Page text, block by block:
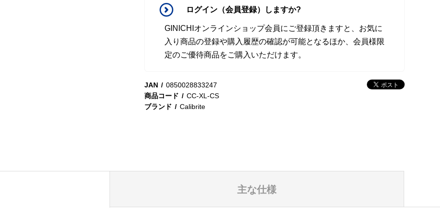
ログイン（会員登録）しますか?
GINICHIオンラインショップ会員にご登録頂きますと、お気に
入り商品の登録や購入履歴の確認が可能となるほか、会員様限
定のご優待商品をご購入いただけます。
JAN
0850028833247
商品コード
CC-XL-CS
ブランド
Calibrite
主な仕様